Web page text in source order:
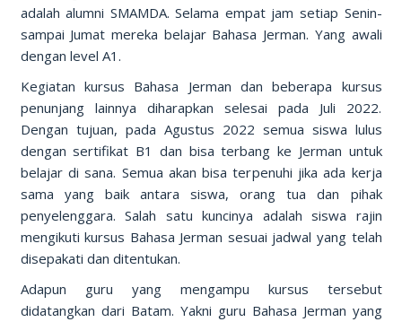
adalah alumni SMAMDA. Selama empat jam setiap Senin-
sampai Jumat mereka belajar Bahasa Jerman. Yang awali
dengan level A1.
Kegiatan kursus Bahasa Jerman dan beberapa kursus
penunjang lainnya diharapkan selesai pada Juli 2022.
Dengan tujuan, pada Agustus 2022 semua siswa lulus
dengan sertifikat B1 dan bisa terbang ke Jerman untuk
belajar di sana. Semua akan bisa terpenuhi jika ada kerja
sama yang baik antara siswa, orang tua dan pihak
penyelenggara. Salah satu kuncinya adalah siswa rajin
mengikuti kursus Bahasa Jerman sesuai jadwal yang telah
disepakati dan ditentukan.
Adapun guru yang mengampu kursus tersebut
didatangkan dari Batam. Yakni guru Bahasa Jerman yang